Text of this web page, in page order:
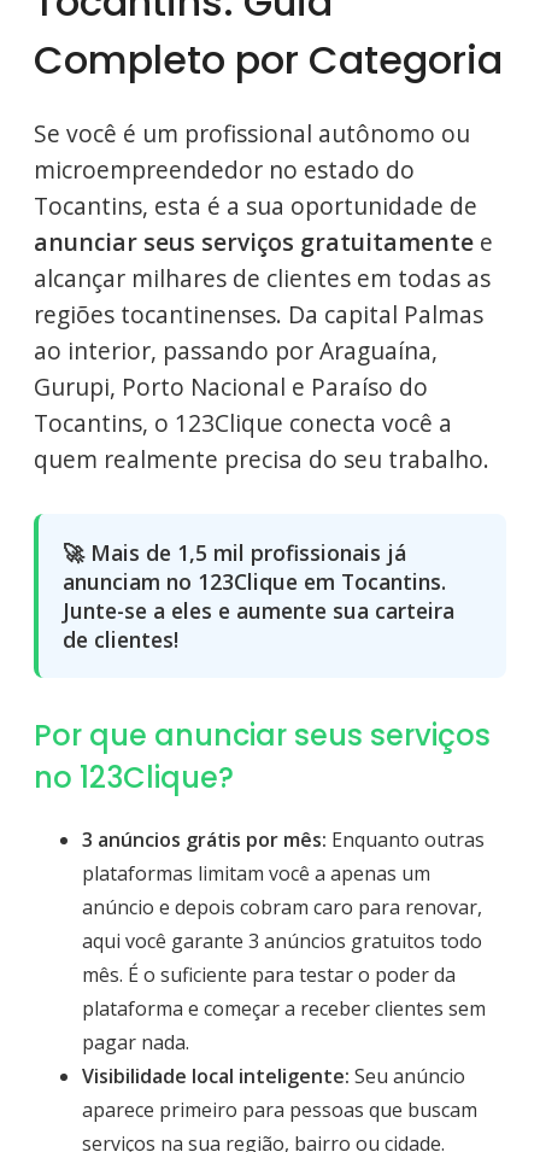
Completo por Categoria
Se você é um profissional autônomo ou
microempreendedor no estado do
Tocantins, esta é a sua oportunidade de
anunciar seus serviços gratuitamente e
alcançar milhares de clientes em todas as
regiões tocantinenses. Da capital Palmas
ao interior, passando por Araguaína,
Gurupi, Porto Nacional e Paraíso do
Tocantins, o 123Clique conecta você a
quem realmente precisa do seu trabalho.
🚀 Mais de 1,5 mil profissionais já
anunciam no 123Clique em Tocantins.
Junte-se a eles e aumente sua carteira
de clientes!
Por que anunciar seus serviços
no 123Clique?
3 anúncios grátis por mês: Enquanto outras
plataformas limitam você a apenas um
anúncio e depois cobram caro para renovar,
aqui você garante 3 anúncios gratuitos todo
mês. É o suficiente para testar o poder da
plataforma e começar a receber clientes sem
pagar nada.
Visibilidade local inteligente: Seu anúncio
aparece primeiro para pessoas que buscam
serviços na sua região, bairro ou cidade.